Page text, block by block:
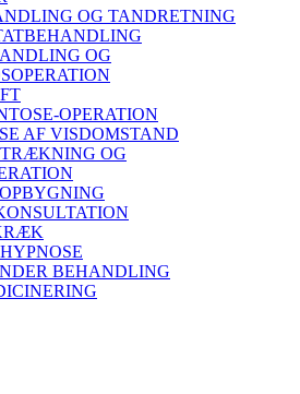
OG TANDRETNING
OG
OPERATION
AF VISDOMSTAND
OG
BEHANDLING